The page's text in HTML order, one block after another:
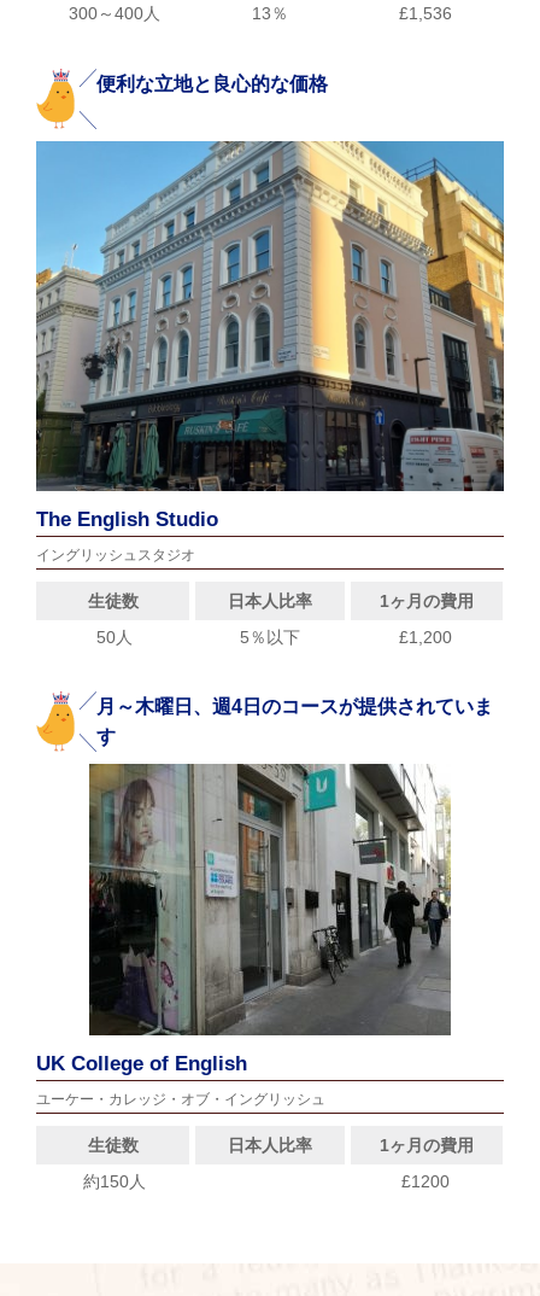
300～400人
13％ £1,536
便利な立地と良心的な価格
The English Studio
イングリッシュスタジオ
生徒数 日本人比率
1ヶ月の費用
50人
5％以下 £1,200
月～木曜日、週4日のコースが提供されていま
す
UK College of English
ユーケー・カレッジ・オブ・イングリッシュ
生徒数 日本人比率
1ヶ月の費用
約150人
£1200